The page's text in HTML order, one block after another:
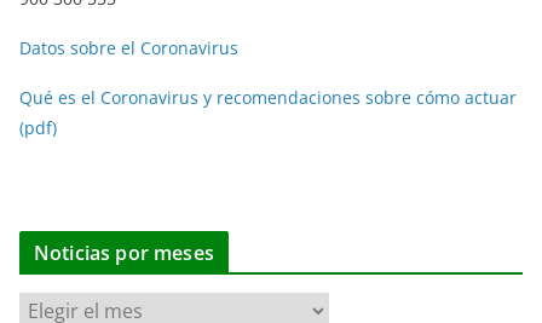
Datos sobre el Coronavirus
Qué es el Coronavirus y recomendaciones sobre cómo actuar
(pdf)
Noticias por meses
N